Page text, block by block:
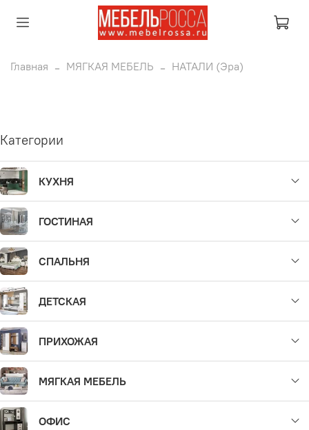
Главная МЯГКАЯ МЕБЕЛЬ НАТАЛИ (Эра)
Категории
КУХНЯ
ГОСТИНАЯ
СПАЛЬНЯ
ДЕТСКАЯ
ПРИХОЖАЯ
МЯГКАЯ МЕБЕЛЬ
ОФИС